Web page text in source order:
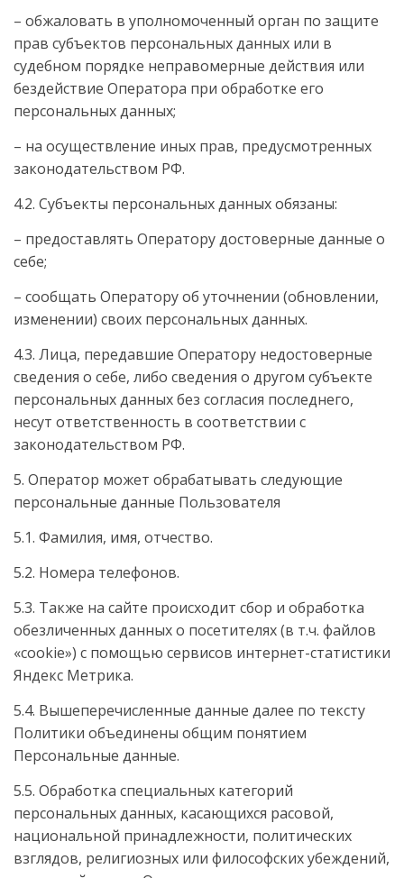
– обжаловать в уполномоченный орган по защите
прав субъектов персональных данных или в
судебном порядке неправомерные действия или
бездействие Оператора при обработке его
персональных данных;
– на осуществление иных прав, предусмотренных
законодательством РФ.
4.2. Субъекты персональных данных обязаны:
– предоставлять Оператору достоверные данные о
себе;
– сообщать Оператору об уточнении (обновлении,
изменении) своих персональных данных.
4.3. Лица, передавшие Оператору недостоверные
сведения о себе, либо сведения о другом субъекте
персональных данных без согласия последнего,
несут ответственность в соответствии с
законодательством РФ.
5. Оператор может обрабатывать следующие
персональные данные Пользователя
5.1. Фамилия, имя, отчество.
5.2. Номера телефонов.
5.3. Также на сайте происходит сбор и обработка
обезличенных данных о посетителях (в т.ч. файлов
«cookie») с помощью сервисов интернет-статистики
Яндекс Метрика.
5.4. Вышеперечисленные данные далее по тексту
Политики объединены общим понятием
Персональные данные.
5.5. Обработка специальных категорий
персональных данных, касающихся расовой,
национальной принадлежности, политических
взглядов, религиозных или философских убеждений,